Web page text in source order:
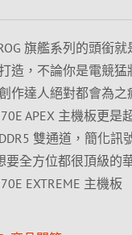
旗艦系列的頭銜
造，不論你是電競
作達人絕對都會為之
APEX 主機板更是
雙通道，簡化訊
要全方位都很頂級的
EXTREME 主機板